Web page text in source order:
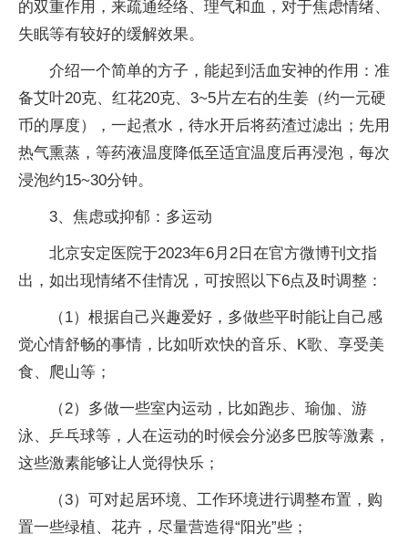
的双重作用，来疏通经络、理气和血，对于焦虑情绪、
失眠等有较好的缓解效果。
介绍一个简单的方子，能起到活血安神的作用：准
备艾叶20克、红花20克、3~5片左右的生姜（约一元硬
币的厚度），一起煮水，待水开后将药渣过滤出；先用
热气熏蒸，等药液温度降低至适宜温度后再浸泡，每次
浸泡约15~30分钟。
3、焦虑或抑郁：多运动
北京安定医院于2023年6月2日在官方微博刊文指
出，如出现情绪不佳情况，可按照以下6点及时调整：
（1）根据自己兴趣爱好，多做些平时能让自己感
觉心情舒畅的事情，比如听欢快的音乐、K歌、享受美
食、爬山等；
（2）多做一些室内运动，比如跑步、瑜伽、游
泳、乒乓球等，人在运动的时候会分泌多巴胺等激素，
这些激素能够让人觉得快乐；
（3）可对起居环境、工作环境进行调整布置，购
置一些绿植、花卉，尽量营造得“阳光”些；